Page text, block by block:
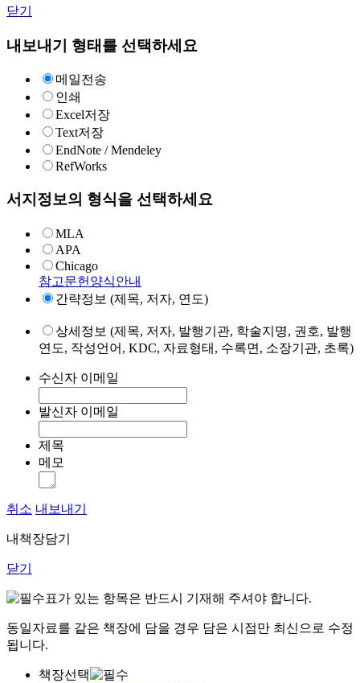
닫기
내보내기 형태를 선택하세요
메일전송
인쇄
Excel저장
Text저장
EndNote / Mendeley
RefWorks
서지정보의 형식을 선택하세요
MLA
APA
Chicago
참고문헌양식안내
간략정보 (제목, 저자, 연도)
상세정보 (제목, 저자, 발행기관, 학술지명, 권호, 발행
연도, 작성언어, KDC, 자료형태, 수록면, 소장기관, 초록)
수신자 이메일
발신자 이메일
제목
메모
취소 내보내기
내책장담기
닫기
표가 있는 항목은 반드시 기재해 주셔야 합니다.
동일자료를 같은 책장에 담을 경우 담은 시점만 최신으로 수정
됩니다.
책장선택